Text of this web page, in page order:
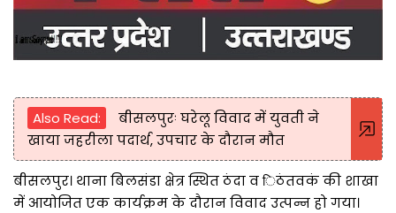
Also Read:
बीसलपुरः घरेलू विवाद में युवती ने
खाया जहरीला पदार्थ, उपचार के दौरान मौत
बीसलपुर। थाना बिलसंडा क्षेत्र स्थित ठंदा व िठंतवकं की शाखा
में आयोजित एक कार्यक्रम के दौरान विवाद उत्पन्न हो गया।